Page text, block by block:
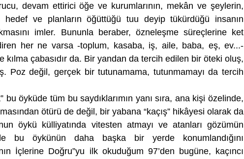
devam ettirici öğe ve kurumlarının, mekân ve şeylerin,
hedef ve planların öğüttüğü tuu deyip tükürdüğü insanın
imler. Bununla beraber, özneleşme süreçlerine ket
her ne varsa -toplum, kasaba, iş, aile, baba, eş, ev...-
kılma çabasıdır da. Bir yandan da tercih edilen bir öteki oluş,
Poz değil, gerçek bir tutunamama, tutunmamayı da tercih
bu öyküde tüm bu saydıklarımın yanı sıra, ana kişi özelinde,
ötürü de değil, bir yabana “kaçış” hikâyesi olarak da
öykü külliyatında vitesten atmayı ve atanları gözümün
bu öykünün daha başka bir yerde konumlandığını
İçlerine Doğru”yu ilk okuduğum 97’den bugüne, kaçıncı